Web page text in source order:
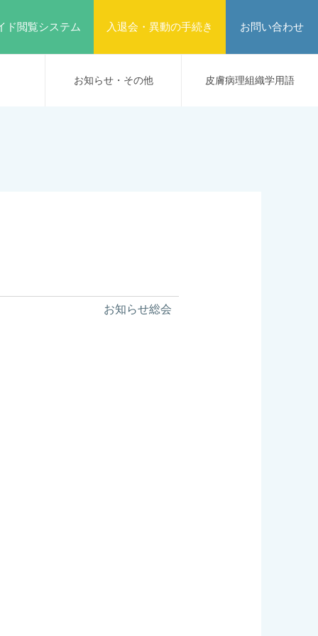
ド閲覧システム 入退会・異動の手続き お問い合わせ
お知らせ・その他 皮膚病理組織学用語
お知らせ総会